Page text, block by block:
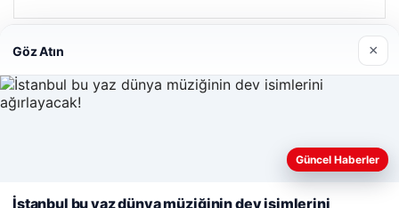
Son Eklenen Firmalar
Hastaş Beton
26/05/2026
Web sitemizi nasıl kullandığınızı daha iyi anlayabilmek,
kullanıyoruz.
Çerez Politikamız
Göz Atın ×
Güncel Haberler
İstanbul bu yaz dünya müziğinin dev isimlerini